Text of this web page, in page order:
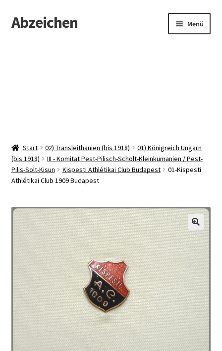
Zur
Navigation
Zum
Inhalt
Abzeichen Menü
Start 02) Transleithanien (bis 1918)
01) Königreich Ungarn
(bis 1918)
III - Komitat Pest-Pilisch-Scholt-Kleinkumanien / Pest-
Pilis-Solt-Kisun
Kispesti Athlétikai Club Budapest
01-Kispesti
Athlétikai Club 1909 Budapest